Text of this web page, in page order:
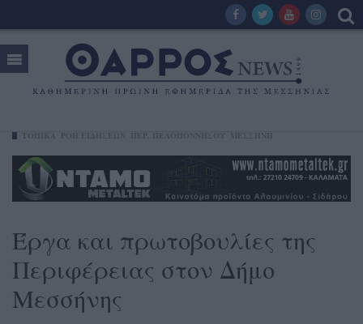
Έργα και πρωτοβουλίες της
Περιφέρειας στον Δήμο
Μεσσήνης